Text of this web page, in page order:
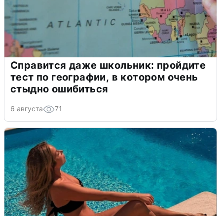
Справится даже школьник: пройдите
тест по географии, в котором очень
стыдно ошибиться
6 августа 71